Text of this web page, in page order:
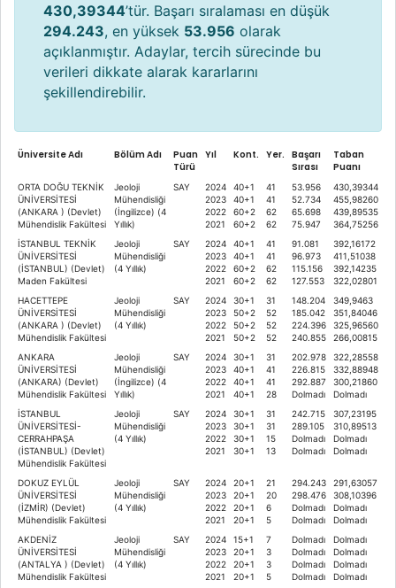
430,39344’tür. Başarı sıralaması en düşük
294.243, en yüksek 53.956 olarak
açıklanmıştır. Adaylar, tercih sürecinde bu
verileri dikkate alarak kararlarını
şekillendirebilir.
Üniversite Adı Bölüm Adı
Puan
Türü
Yıl Kont. Yer. Başarı
Sırası
Taban
Puanı
ORTA DOĞU TEKNİK
ÜNİVERSİTESİ
(ANKARA ) (Devlet)
Mühendislik Fakültesi
Jeoloji
Mühendisliği
(İngilizce) (4
Yıllık)
SAY
2024
2023
2022
2021
40+1
40+1
60+2
60+2
41
41
62
62
53.956
52.734
65.698
75.947
430,39344
455,98260
439,89535
364,75256
İSTANBUL TEKNİK
ÜNİVERSİTESİ
(İSTANBUL) (Devlet)
Maden Fakültesi
Jeoloji
Mühendisliği
(4 Yıllık)
SAY
2024
2023
2022
2021
40+1
40+1
60+2
60+2
41
41
62
62
91.081
96.973
115.156
127.553
392,16172
411,51038
392,14235
322,02801
HACETTEPE
ÜNİVERSİTESİ
(ANKARA ) (Devlet)
Mühendislik Fakültesi
Jeoloji
Mühendisliği
(4 Yıllık)
SAY
2024
2023
2022
2021
30+1
50+2
50+2
50+2
31
52
52
52
148.204
185.042
224.396
240.855
349,9463
351,84046
325,96560
266,00815
ANKARA
ÜNİVERSİTESİ
(ANKARA) (Devlet)
Mühendislik Fakültesi
Jeoloji
Mühendisliği
(İngilizce) (4
Yıllık)
SAY
2024
2023
2022
2021
30+1
40+1
40+1
40+1
31
41
41
28
202.978
226.815
292.887
Dolmadı
322,28558
332,88948
300,21860
Dolmadı
İSTANBUL
ÜNİVERSİTESİ-
CERRAHPAŞA
(İSTANBUL) (Devlet)
Mühendislik Fakültesi
Jeoloji
Mühendisliği
(4 Yıllık)
SAY
2024
2023
2022
2021
30+1
30+1
30+1
30+1
31
31
15
13
242.715
289.105
Dolmadı
Dolmadı
307,23195
310,89513
Dolmadı
Dolmadı
DOKUZ EYLÜL
ÜNİVERSİTESİ
(İZMİR) (Devlet)
Mühendislik Fakültesi
Jeoloji
Mühendisliği
(4 Yıllık)
SAY
2024
2023
2022
2021
20+1
20+1
20+1
20+1
21
20
6
5
294.243
298.476
Dolmadı
Dolmadı
291,63057
308,10396
Dolmadı
Dolmadı
AKDENİZ
ÜNİVERSİTESİ
(ANTALYA ) (Devlet)
Mühendislik Fakültesi
Jeoloji
Mühendisliği
(4 Yıllık)
SAY
2024
2023
2022
2021
15+1
20+1
20+1
20+1
7
3
3
5
Dolmadı
Dolmadı
Dolmadı
Dolmadı
Dolmadı
Dolmadı
Dolmadı
Dolmadı